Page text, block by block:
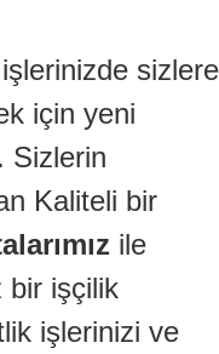
işlerinizde sizlere
için yeni
Sizlerin
Kaliteli bir
ile
bir işçilik
işlerinizi ve